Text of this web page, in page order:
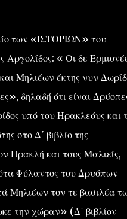
των «ΙΣΤΟΡΙΩΝ» του
Αργολίδος: « Οι δε
Μηλιέων έκτης νυν
δηλαδή ότι είναι
υπό του Ηρακλεόυς και
στο Δ΄ βιβλίο της
και τους Μαλιείς,
Φύλαντος του Δρυόπων
Μηλιέων τον τε βασιλέα
την χώραν» (Δ΄ βιβλίον